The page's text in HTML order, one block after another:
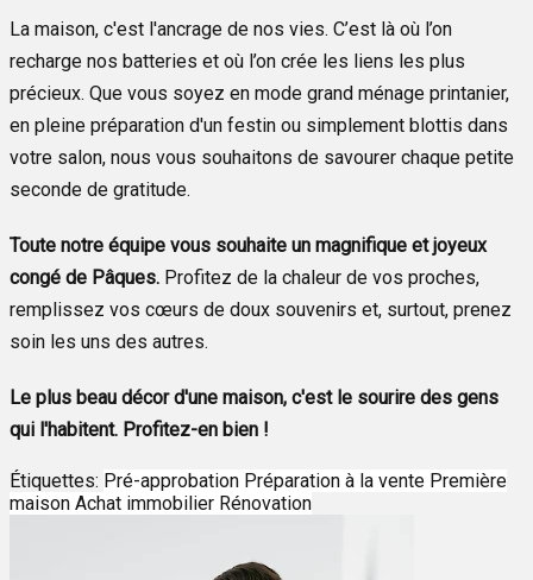
La maison, c'est l'ancrage de nos vies. C’est là où l’on
recharge nos batteries et où l’on crée les liens les plus
précieux. Que vous soyez en mode grand ménage printanier,
en pleine préparation d'un festin ou simplement blottis dans
votre salon, nous vous souhaitons de savourer chaque petite
seconde de gratitude.
Toute notre équipe vous souhaite un magnifique et joyeux
congé de Pâques. Profitez de la chaleur de vos proches,
remplissez vos cœurs de doux souvenirs et, surtout, prenez
soin les uns des autres.
Le plus beau décor d'une maison, c'est le sourire des gens
qui l'habitent. Profitez-en bien !
Étiquettes: Pré-approbation Préparation à la vente Première
maison Achat immobilier Rénovation